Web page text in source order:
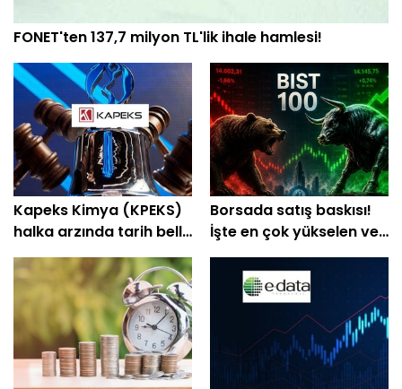
FONET'ten 137,7 milyon TL'lik ihale hamlesi!
Kapeks Kimya (KPEKS)
halka arzında tarih belli
oldu! Geri sayım başladı
Borsada satış baskısı!
İşte en çok yükselen ve
düşen hisseler